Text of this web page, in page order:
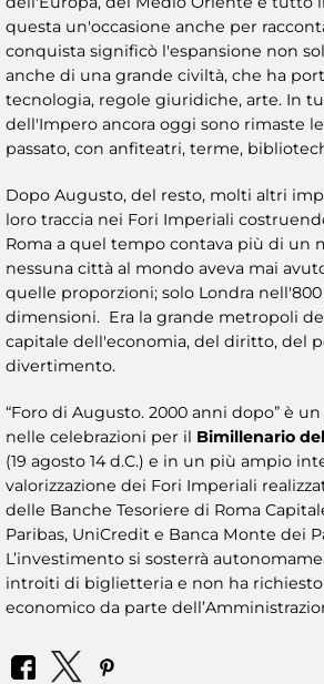
questa un'occasione anche per
conquista significò l'espansione non
anche di una grande civiltà, che ha
tecnologia, regole giuridiche, arte. In
dell'Impero ancora oggi sono rimaste
passato, con anfiteatri, terme,
Dopo Augusto, del resto, molti altri
loro traccia nei Fori Imperiali
Roma a quel tempo contava più di un
nessuna città al mondo aveva mai
quelle proporzioni; solo Londra
dimensioni. Era la grande metropoli
capitale dell'economia, del diritto, del
divertimento.
“Foro di Augusto. 2000 anni dopo” è
nelle celebrazioni per il Bimillenario
(19 agosto 14 d.C.) e in un più ampio
valorizzazione dei Fori Imperiali
delle Banche Tesoriere di Roma
Paribas, UniCredit e Banca Monte dei
L’investimento si sosterrà
introiti di biglietteria e non ha
economico da parte